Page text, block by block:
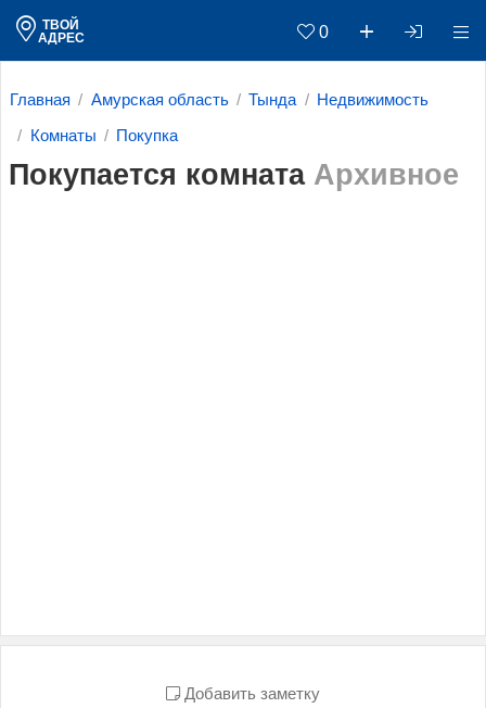
ТВОЙ
АДРЕС
0
Главная Амурская область Тында Недвижимость
Комнаты Покупка
Покупается комната Архивное
Добавить заметку